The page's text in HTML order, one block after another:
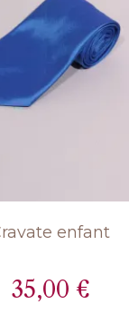
enfant
Prix
35,00 €